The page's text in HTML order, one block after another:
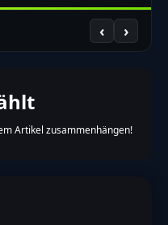
‹ ›
Artikel zusammenhängen!